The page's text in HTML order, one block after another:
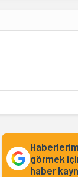
görmek
haber